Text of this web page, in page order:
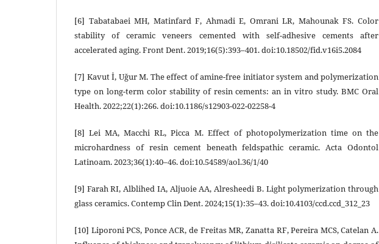
[6] Tabatabaei MH, Matinfard F, Ahmadi E, Omrani LR, Mahounak FS. Color
stability of ceramic veneers cemented with self-adhesive cements after
accelerated aging. Front Dent. 2019;16(5):393–401. doi:10.18502/fid.v16i5.2084
[7] Kavut İ, Uğur M. The effect of amine-free initiator system and polymerization
type on long-term color stability of resin cements: an in vitro study. BMC Oral
Health. 2022;22(1):266. doi:10.1186/s12903-022-02258-4
[8] Lei MA, Macchi RL, Picca M. Effect of photopolymerization time on the
microhardness of resin cement beneath feldspathic ceramic. Acta Odontol
Latinoam. 2023;36(1):40–46. doi:10.54589/aol.36/1/40
[9] Farah RI, Alblihed IA, Aljuoie AA, Alresheedi B. Light polymerization through
glass ceramics. Contemp Clin Dent. 2024;15(1):35–43. doi:10.4103/ccd.ccd_312_23
[10] Liporoni PCS, Ponce ACR, de Freitas MR, Zanatta RF, Pereira MCS, Catelan A.